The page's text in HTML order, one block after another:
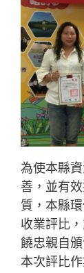
為使本縣
善，並有
質，本縣
收業評比
饒忠親自
本次評比